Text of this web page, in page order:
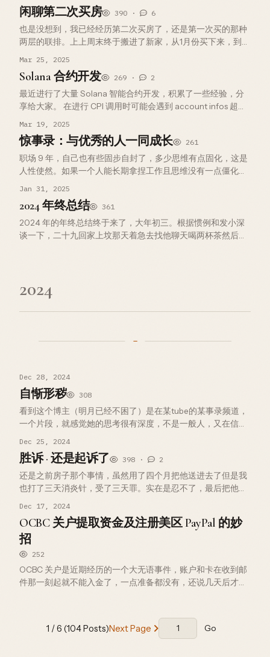
间。以前的时候漂泊在外打…
闲聊第二次买房 390 · 6
也是没想到，我已经经历第二次买房了，还是第一次买的那种
两层的联排。上上周末终于搬进了新家，从1月份买下来，到3
了，也感觉没有休息过来…
Mar 25, 2025
Solana 合约开发 269 · 2
最近进行了大量 Solana 智能合约开发，积累了一些经验，分
享给大家。 在进行 CPI 调用时可能会遇到 account infos 超出
Mar 19, 2025
惊事录：与优秀的人一同成长 261
职场 9 年，自己也有些固步自封了，多少思维有点固化，这是
人性使然。如果一个人能长期拿捏工作且思维没有一点僵化与
列，Thin…
Jan 31, 2025
2024 年终总结 361
2024 年的年终总结终于来了，大年初三。根据惯例和发小深
谈一下，二十九回家上坟那天着急去找他聊天喝两杯茶然后就
2024
Dec 28, 2024
自惭形秽 308
看到这个博主（明月已经不困了）是在某tube的某事录频道，
一个片段，就感觉她的思考很有深度，不是一般人，又在信息
oauth…
Dec 25, 2024
胜诉 · 还是起诉了 398 · 2
还是之前房子那个事情，虽然用了四个月把他送进去了但是我
也打了三天消炎针，受了三天罪。实在是忍不了，最后把他起
作中没有身份证号是没发立…
Dec 17, 2024
OCBC 关户提取资金及注册美区 PayPal 的妙
招
252
OCBC 关户是近期经历的一个大无语事件，账户和卡在收到邮
件那一刻起就不能入金了，一点准备都没有，还说几天后才限
1 / 6 (104 Posts)Next Page
Go
Go